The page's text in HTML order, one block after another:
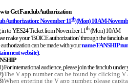
to Get Fanclub Authorization
Authorization: November 11th(Mon) 10AM-
in to YES24 Ticket from November 11th(Mon) 10AM
make your ‘BOICE authorization’ through the fanclub
authorization can be made with yourname/FANSHIP
website).
For international audience, please join the fanclub under
The V app number can be found by clicking
When entering the V app number, please